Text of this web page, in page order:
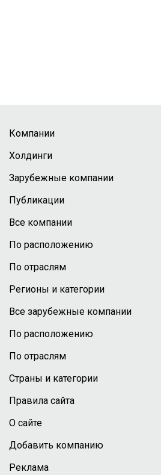
Компании
Холдинги
Зарубежные компании
Публикации
Все компании
По расположению
По отраслям
Регионы и категории
Все зарубежные компании
По расположению
По отраслям
Страны и категории
Правила сайта
О сайте
Добавить компанию
Реклама